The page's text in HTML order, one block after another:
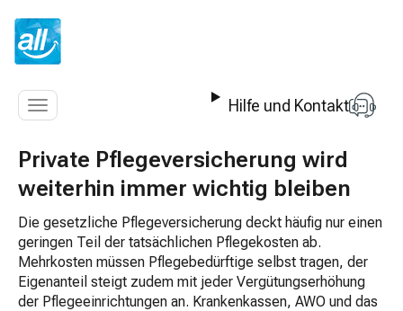
Navigation
Hilfe und Kontakt
Private Pflegeversicherung wird
weiterhin immer wichtig bleiben
Die gesetzliche Pflegeversicherung deckt häufig nur einen
geringen Teil der tatsächlichen Pflegekosten ab.
Mehrkosten müssen Pflegebedürftige selbst tragen, der
Eigenanteil steigt zudem mit jeder Vergütungserhöhung
der Pflegeeinrichtungen an. Krankenkassen, AWO und das